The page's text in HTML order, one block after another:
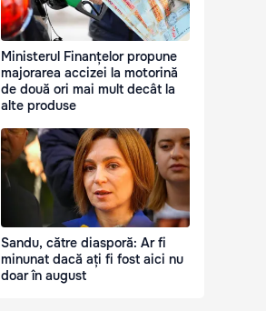
Ministerul Finanțelor propune
majorarea accizei la motorină
de două ori mai mult decât la
alte produse
Sandu, către diasporă: Ar fi
minunat dacă ați fi fost aici nu
doar în august